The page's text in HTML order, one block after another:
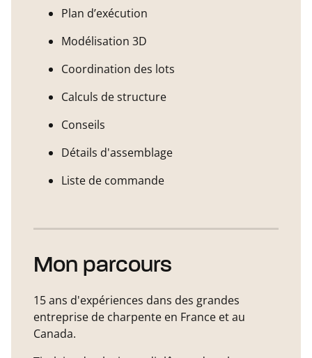
Plan d’exécution
Modélisation 3D
Coordination des lots
Calculs de structure
Conseils
Détails d'assemblage
Liste de commande
Mon parcours
15 ans d'expériences dans des grandes
entreprise de charpente en France et au
Canada.